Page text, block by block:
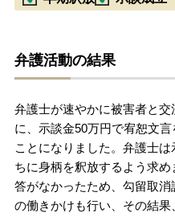
弁護活動の結果
弁護士が速やかに被害者と
に、示談金50万円で宥恕文
ことになりました。弁護士
ちに身柄を釈放するよう求
答がなかったため、勾留取
の働きかけも行い、その結